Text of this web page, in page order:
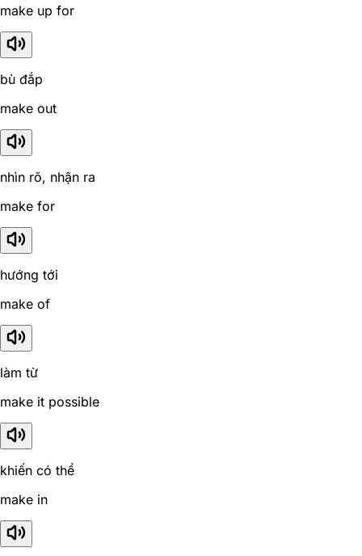
make up for
bù đắp
make out
nhìn rõ, nhận ra
make for
hướng tới
make of
làm từ
make it possible
khiến có thể
make in